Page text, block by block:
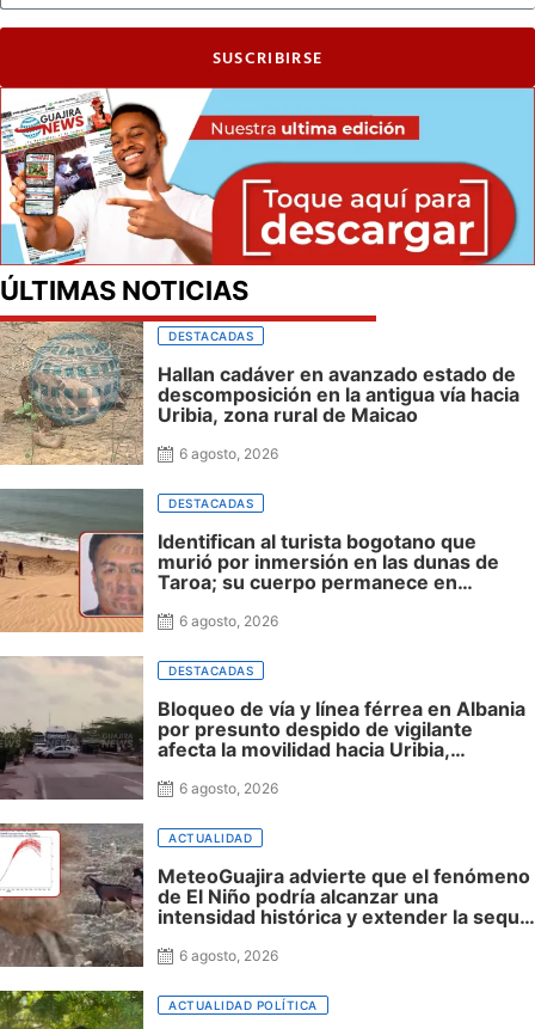
SUSCRIBIRSE
ÚLTIMAS NOTICIAS
DESTACADAS
Hallan cadáver en avanzado estado de
descomposición en la antigua vía hacia
Uribia, zona rural de Maicao
6 agosto, 2026
DESTACADAS
Identifican al turista bogotano que
murió por inmersión en las dunas de
Taroa; su cuerpo permanece en
6 agosto, 2026
DESTACADAS
Bloqueo de vía y línea férrea en Albania
por presunto despido de vigilante
afecta la movilidad hacia Uribia,
6 agosto, 2026
ACTUALIDAD
MeteoGuajira advierte que el fenómeno
de El Niño podría alcanzar una
intensidad histórica y extender la sequía
6 agosto, 2026
ACTUALIDAD POLÍTICA